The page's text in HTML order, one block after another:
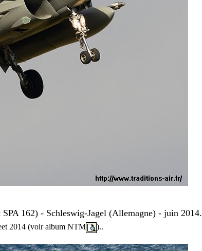
162) - Schleswig-Jagel (Allemagne) - juin 2014.
2014 (voir album NTM
)..